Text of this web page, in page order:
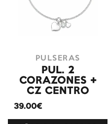
PULSERAS
PUL. 2
CORAZONES +
CZ CENTRO
39.00€